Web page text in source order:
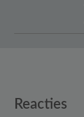
Reader
Reacties